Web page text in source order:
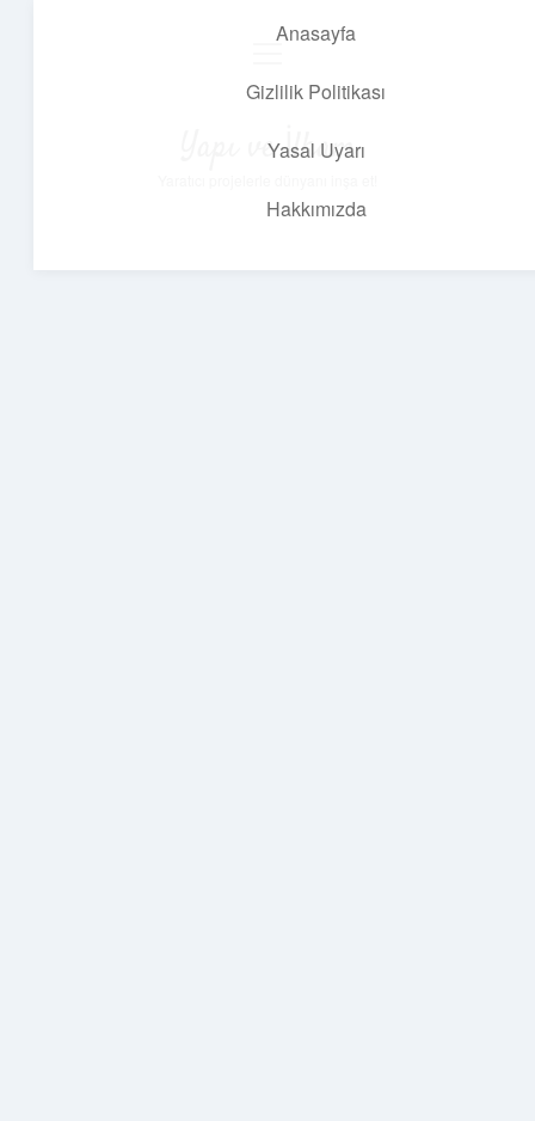
Anasayfa
Gizlilik Politikası
Yasal Uyarı
Hakkımızda
Yapı ve İlham